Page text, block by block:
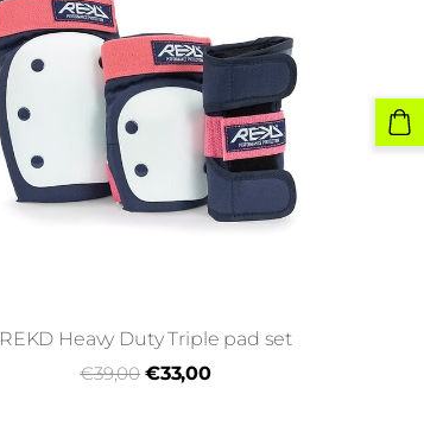
REKD Heavy Duty Triple pad set
€39,00 €33,00